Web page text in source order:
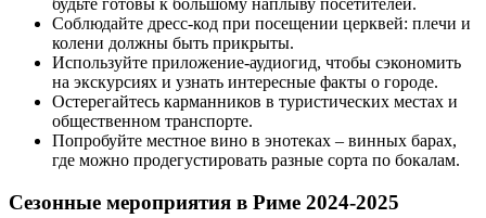
будьте готовы к большому наплыву посетителей.
Соблюдайте дресс-код при посещении церквей: плечи и
колени должны быть прикрыты.
Используйте приложение-аудиогид, чтобы сэкономить
на экскурсиях и узнать интересные факты о городе.
Остерегайтесь карманников в туристических местах и
общественном транспорте.
Попробуйте местное вино в энотеках – винных барах,
где можно продегустировать разные сорта по бокалам.
Сезонные мероприятия в Риме 2024-2025